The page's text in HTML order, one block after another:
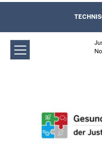
Justizakademie
Westfalen:
Direkt zum Inhalt
Leichte Sprache,
und